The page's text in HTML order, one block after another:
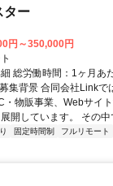
ター
円～350,000円
総労働時間：1ヶ月あ
集背景 合同会社Linkで
・物販事業、Webサイ
開しています。 その中
固定時間制 フルリモート